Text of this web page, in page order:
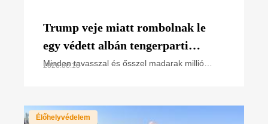
Trump veje miatt rombolnak le
egy védett albán tengerparti
élőhelyet – a magyar madarak
Minden tavasszal és ősszel madarak millió
2026.06.10
Élőhelyvédelem